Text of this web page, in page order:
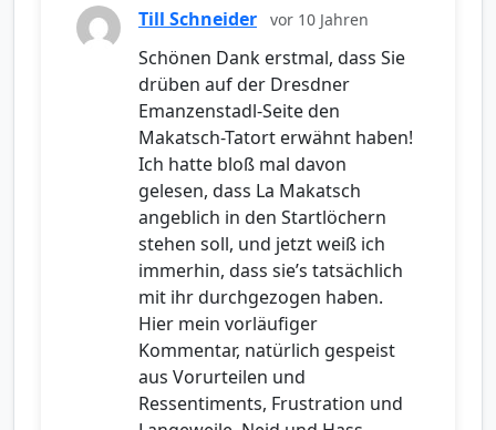
Till Schneider vor 10 Jahren
Schönen Dank erstmal, dass Sie
drüben auf der Dresdner
Emanzenstadl-Seite den
Makatsch-Tatort erwähnt haben!
Ich hatte bloß mal davon
gelesen, dass La Makatsch
angeblich in den Startlöchern
stehen soll, und jetzt weiß ich
immerhin, dass sie’s tatsächlich
mit ihr durchgezogen haben.
Hier mein vorläufiger
Kommentar, natürlich gespeist
aus Vorurteilen und
Ressentiments, Frustration und